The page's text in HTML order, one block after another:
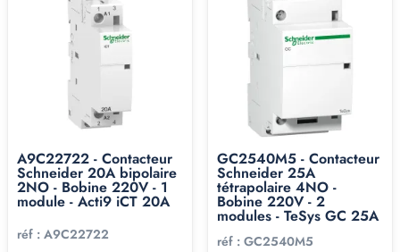
A9C22722 - Contacteur
Schneider 20A bipolaire
2NO - Bobine 220V - 1
module - Acti9 iCT 20A
réf : A9C22722
GC2540M5 - Contacteur
Schneider 25A
tétrapolaire 4NO -
Bobine 220V - 2
modules - TeSys GC 25A
réf : GC2540M5